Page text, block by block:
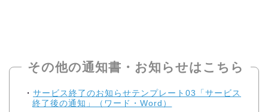
その他の通知書・お知らせはこちら
サービス終了のお知らせテンプレート03「サービス
終了後の通知」（ワード・Word）